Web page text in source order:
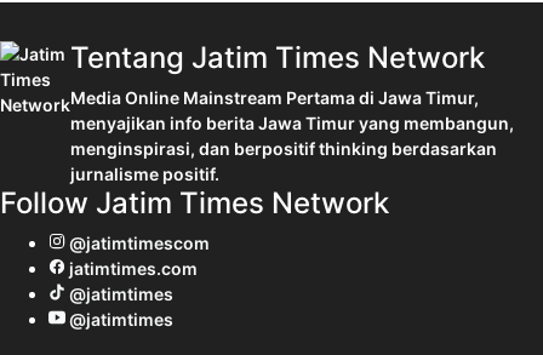
Tentang Jatim Times Network
Media Online Mainstream Pertama di Jawa Timur,
menyajikan info berita Jawa Timur yang membangun,
menginspirasi, dan berpositif thinking berdasarkan
jurnalisme positif.
Follow Jatim Times Network
@jatimtimescom
jatimtimes.com
@jatimtimes
@jatimtimes